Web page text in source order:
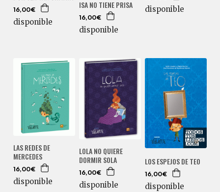
16,00€
disponible
ISA NO TIENE PRISA
16,00€
disponible
disponible
LAS REDES DE
MERCEDES
16,00€
disponible
LOLA NO QUIERE
DORMIR SOLA
16,00€
disponible
LOS ESPEJOS DE TEO
16,00€
disponible